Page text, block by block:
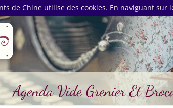
de Chine utilise des cookies. En naviguant sur
Agenda Vide Grenier Et